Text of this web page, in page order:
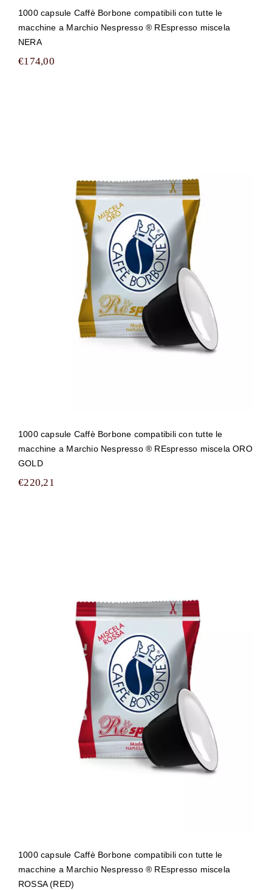
1000 capsule Caffè Borbone compatibili con tutte le
macchine a Marchio Nespresso ® REspresso miscela
NERA
€174,00
1000 capsule Caffè Borbone
compatibili con tutte le macchine a
Marchio Nespresso ® REspresso
miscela ORO GOLD
1000 capsule Caffè Borbone compatibili con tutte le
macchine a Marchio Nespresso ® REspresso miscela ORO
GOLD
€220,21
1000 capsule Caffè Borbone
compatibili con tutte le macchine a
Marchio Nespresso ® REspresso
miscela ROSSA (RED)
1000 capsule Caffè Borbone compatibili con tutte le
macchine a Marchio Nespresso ® REspresso miscela
ROSSA (RED)